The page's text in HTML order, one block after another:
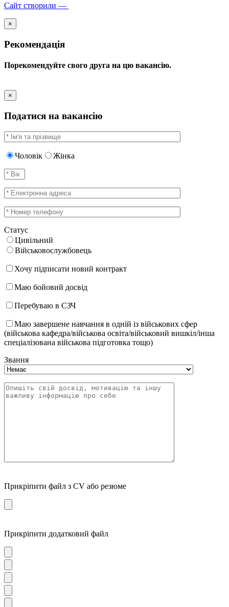
Сайт створили —
×
Рекомендація
Порекомендуйте свого друга на цю вакансію.
×
Податися на вакансію
Чоловік Жінка
Статус
Цивільний
Військовослужбовець
Хочу підписати новий контракт
Маю бойовий досвід
Перебуваю в СЗЧ
Маю завершене навчання в одній із військових сфер
(військова кафедра/військова освіта/військовий вишкіл/інша
спеціалізована військова підготовка тощо)
Звання
Прикріпити файл з CV або резюме
Прикріпити додатковий файл